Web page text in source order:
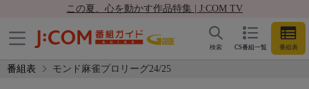
この夏、心を動かす作品特集 | J:COM TV
CS番組一覧 番組表
検索
番組表 モンド麻雀プロリーグ24/25